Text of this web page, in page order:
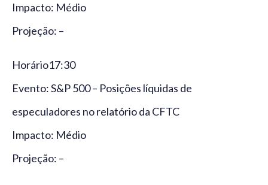
Impacto: Médio
Projeção: –
Horário17:30
Evento: S&P 500 – Posições líquidas de
especuladores no relatório da CFTC
Impacto: Médio
Projeção: –